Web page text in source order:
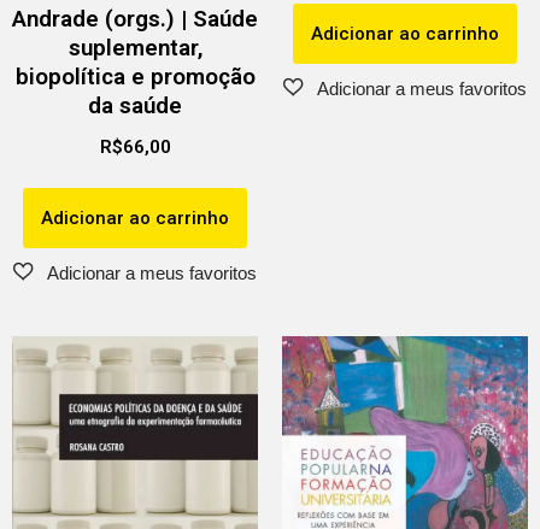
Andrade (orgs.) | Saúde
suplementar,
biopolítica e promoção
da saúde
R$66,00
Adicionar ao carrinho
Adicionar ao carrinho